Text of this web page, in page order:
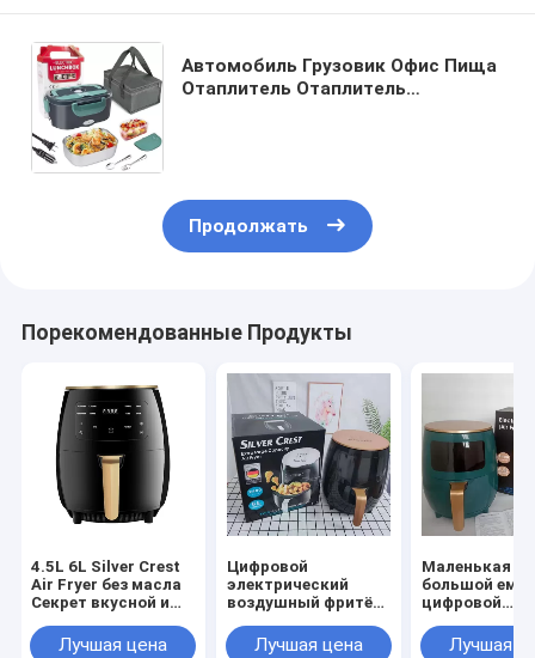
Автомобиль Грузовик Офис Пища
Отаплитель Отаплитель
Продолжать
Порекомендованные Продукты
4.5L 6L Silver Crest
Air Fryer без масла
Секрет вкусной и
Лучшая цена
Цифровой
электрический
воздушный фритёр
5.5L 7L 7.7L 8L 10L
Лучшая цена
Маленькая до
большой
цифровой
воздушный
Лучшая